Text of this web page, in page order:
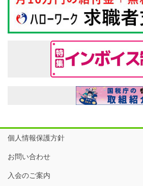
個人情報保護方針
お問い合わせ
入会のご案内